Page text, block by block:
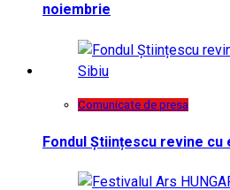
noiembrie
Comunicate de presa
Fondul Științescu revine cu